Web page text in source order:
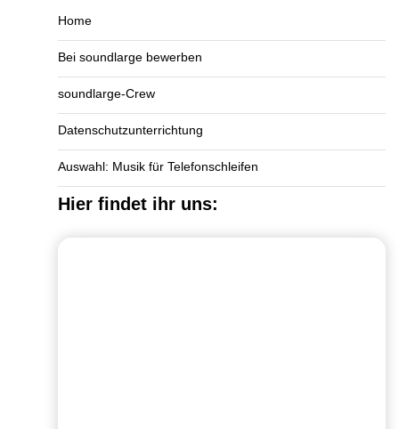
Home
Bei soundlarge bewerben
soundlarge-Crew
Datenschutzunterrichtung
Auswahl: Musik für Telefonschleifen
Hier findet ihr uns: